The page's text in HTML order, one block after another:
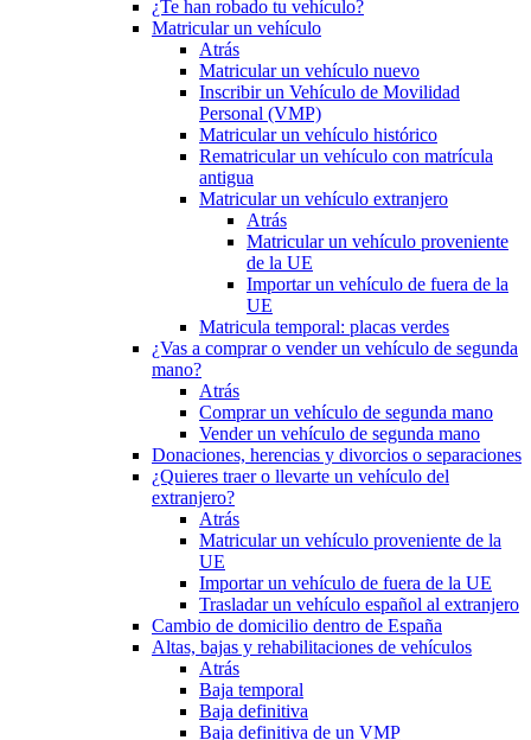
¿Te han robado tu vehículo?
Matricular un vehículo
Atrás
Matricular un vehículo nuevo
Inscribir un Vehículo de Movilidad
Personal (VMP)
Matricular un vehículo histórico
Rematricular un vehículo con matrícula
antigua
Matricular un vehículo extranjero
Atrás
Matricular un vehículo proveniente
de la UE
Importar un vehículo de fuera de la
UE
Matricula temporal: placas verdes
¿Vas a comprar o vender un vehículo de segunda
mano?
Atrás
Comprar un vehículo de segunda mano
Vender un vehículo de segunda mano
Donaciones, herencias y divorcios o separaciones
¿Quieres traer o llevarte un vehículo del
extranjero?
Atrás
Matricular un vehículo proveniente de la
UE
Importar un vehículo de fuera de la UE
Trasladar un vehículo español al extranjero
Cambio de domicilio dentro de España
Altas, bajas y rehabilitaciones de vehículos
Atrás
Baja temporal
Baja definitiva
Baja definitiva de un VMP